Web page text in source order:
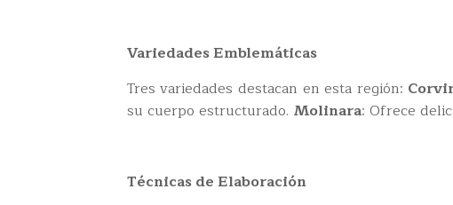
Variedades Emblemáticas
Tres variedades destacan en esta región:
su cuerpo estructurado. Molinara: Ofrece
Técnicas de Elaboración